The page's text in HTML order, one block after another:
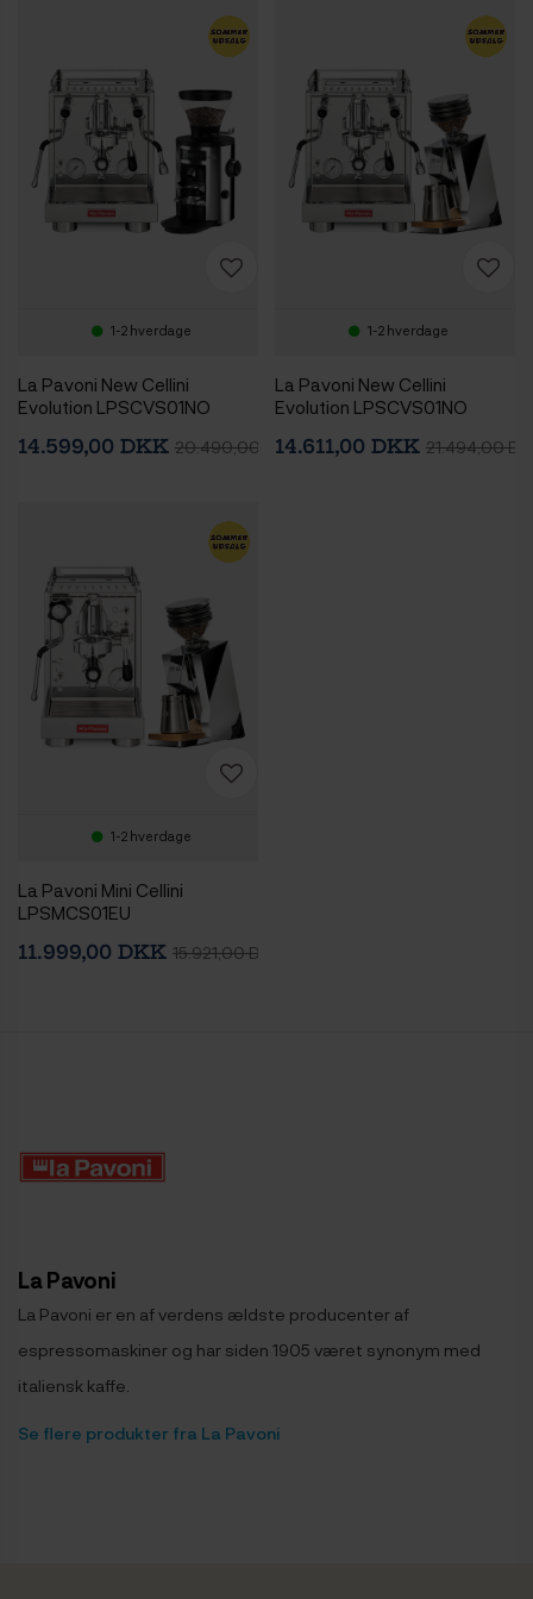
1-2 hverdage
La Pavoni New Cellini
Evolution LPSCVS01NO
Mahlkönig X54
14.599,00 DKK 20.490,00 DKK
1-2 hverdage
La Pavoni New Cellini
Evolution LPSCVS01NO
Mignon Zero 65 Speedy
14.611,00 DKK 21.494,00
1-2 hverdage
La Pavoni Mini Cellini
LPSMCS01EU
Mignon Zero 65 Speedy
11.999,00 DKK 15.921,00 DKK
La Pavoni
La Pavoni er en af ​​verdens ældste producenter af
espressomaskiner og har siden 1905 været synonym med
italiensk kaffe.
Se flere produkter fra La Pavoni